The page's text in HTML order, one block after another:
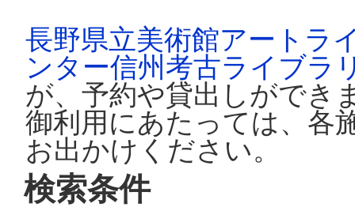
長野県立美術館アートラ
ンター信州考古ライブラ
が、予約や貸出しができ
御利用にあたっては、各
お出かけください。
検索条件